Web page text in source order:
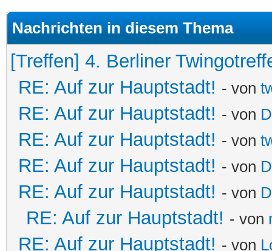
Nachrichten in diesem Thema
[Treffen] 4. Berliner
RE: Auf zur Hauptstadt! - von
RE: Auf zur Hauptstadt! - von
RE: Auf zur Hauptstadt! - von
RE: Auf zur Hauptstadt! - von
RE: Auf zur Hauptstadt! - von
RE: Auf zur Hauptstadt! - von
RE: Auf zur Hauptstadt! - von